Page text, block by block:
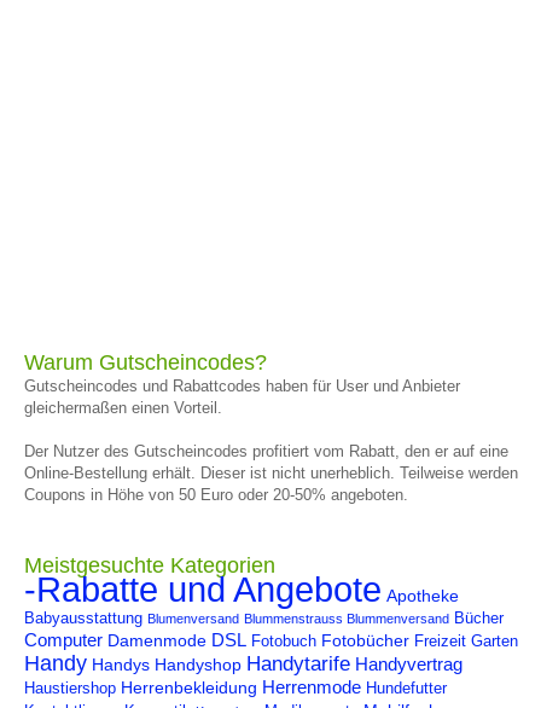
Warum Gutscheincodes?
Gutscheincodes und Rabattcodes haben für User und Anbieter
gleichermaßen einen Vorteil.
Der Nutzer des Gutscheincodes profitiert vom Rabatt, den er auf eine
Online-Bestellung erhält. Dieser ist nicht unerheblich. Teilweise werden
Coupons in Höhe von 50 Euro oder 20-50% angeboten.
Meistgesuchte Kategorien
-Rabatte und Angebote Apotheke
Babyausstattung Blumenversand Blummenstrauss Blummenversand Bücher
Computer Damenmode DSL Fotobuch Fotobücher Freizeit Garten
Handy Handys Handyshop Handytarife Handyvertrag
Haustiershop Herrenbekleidung Herrenmode Hundefutter